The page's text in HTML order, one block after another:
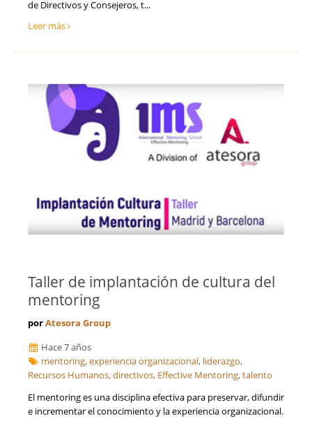
Valencia
Zaragoza
Ventas y Comercial
de Directivos y Consejeros, t...
Leer más
Taller de implantación de cultura del
mentoring
porAtesora Group
Hace 7 años
mentoring,experiencia organizacional, liderazgo,
Recursos Humanos,directivos, Effective Mentoring,talento
El mentoring es una disciplina efectiva para preservar, difundir
e incrementar el conocimiento y la experiencia organizacional.